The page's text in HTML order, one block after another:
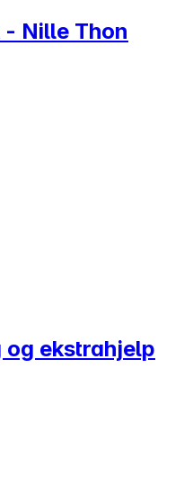
Nille Thon
og ekstrahjelp